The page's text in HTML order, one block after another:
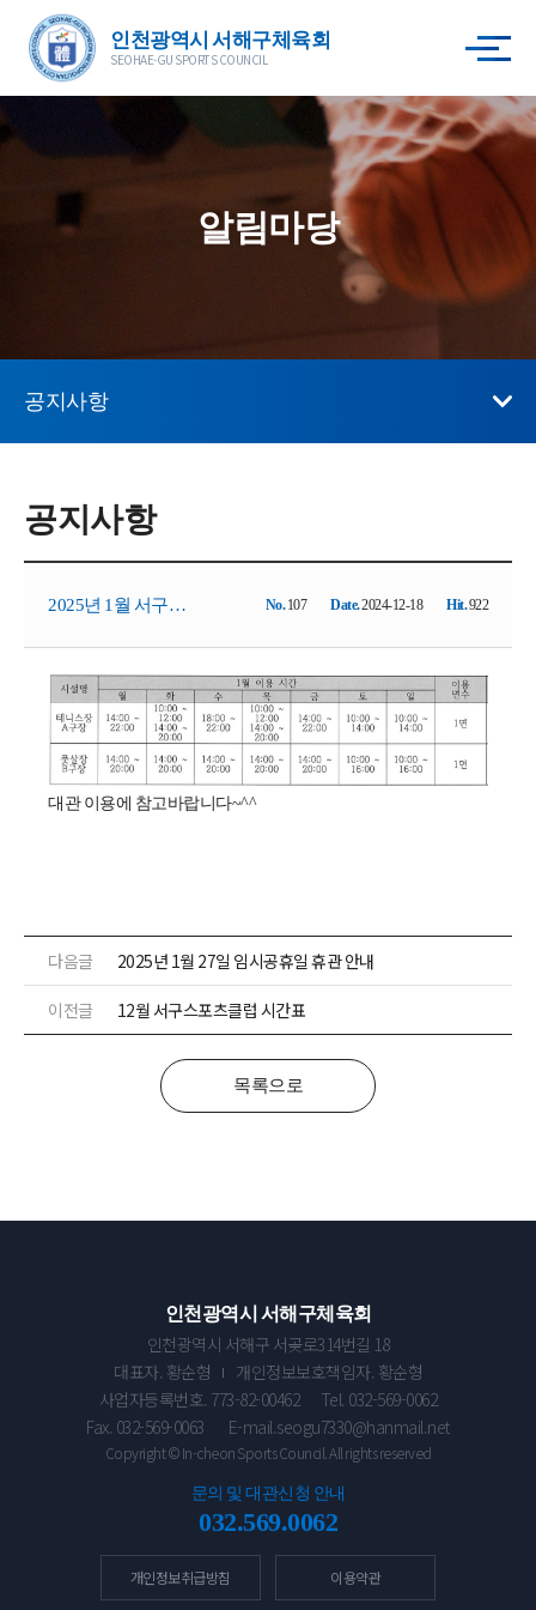
인천광역시 서해구체육회
SEOHAE-GU SPORTS COUNCIL
알림마당
공지사항
공지사항
2025년 1월 서구스
포츠클럽 시간표
No.107 Date.2024-12-18 Hit.922
대관 이용에 참고바랍니다~^^
다음글 2025년 1월 27일 임시공휴일 휴관 안내
이전글 12월 서구스포츠클럽 시간표
목록으로
인천광역시 서해구체육회
인천광역시 서해구 서곶로314번길 18
대표자. 황순형
개인정보보호책임자. 황순형
사업자등록번호. 773-82-00462
Tel. 032-569-0062
Fax. 032-569-0063
E-mail.seogu7330@hanmail.net
Copyright © In-cheon Sports Council. All rights reserved
문의 및 대관신청 안내
032.569.0062
개인정보취급방침 이용약관